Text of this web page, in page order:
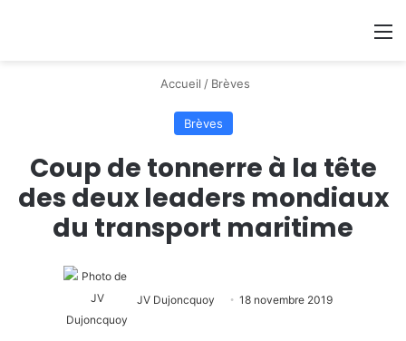
Accueil / Brèves
Brèves
Coup de tonnerre à la tête
des deux leaders mondiaux
du transport maritime
JV Dujoncquoy 18 novembre 2019